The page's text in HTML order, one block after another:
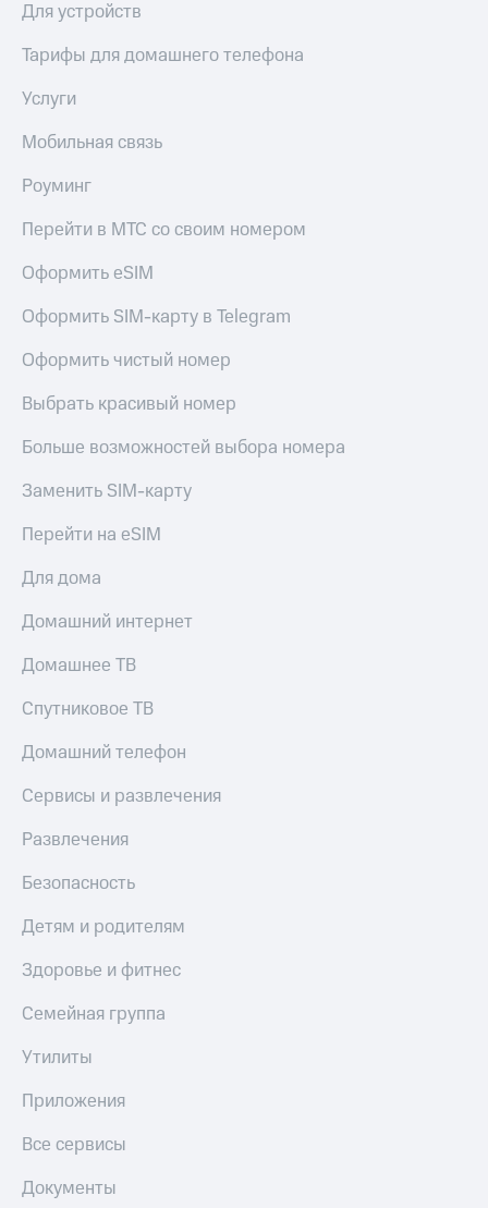
Для устройств
Тарифы для домашнего телефона
Услуги
Мобильная связь
Роуминг
Перейти в МТС со своим номером
Оформить eSIM
Оформить SIM-карту в Telegram
Оформить чистый номер
Выбрать красивый номер
Больше возможностей выбора номера
Заменить SIM-карту
Перейти на eSIM
Для дома
Домашний интернет
Домашнее ТВ
Спутниковое ТВ
Домашний телефон
Сервисы и развлечения
Развлечения
Безопасность
Детям и родителям
Здоровье и фитнес
Семейная группа
Утилиты
Приложения
Все сервисы
Документы